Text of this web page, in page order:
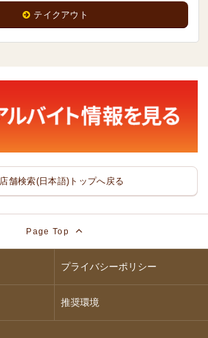
テイクアウト
店舗検索(日本語)トップへ戻る
Page Top
プライバシーポリシー
推奨環境